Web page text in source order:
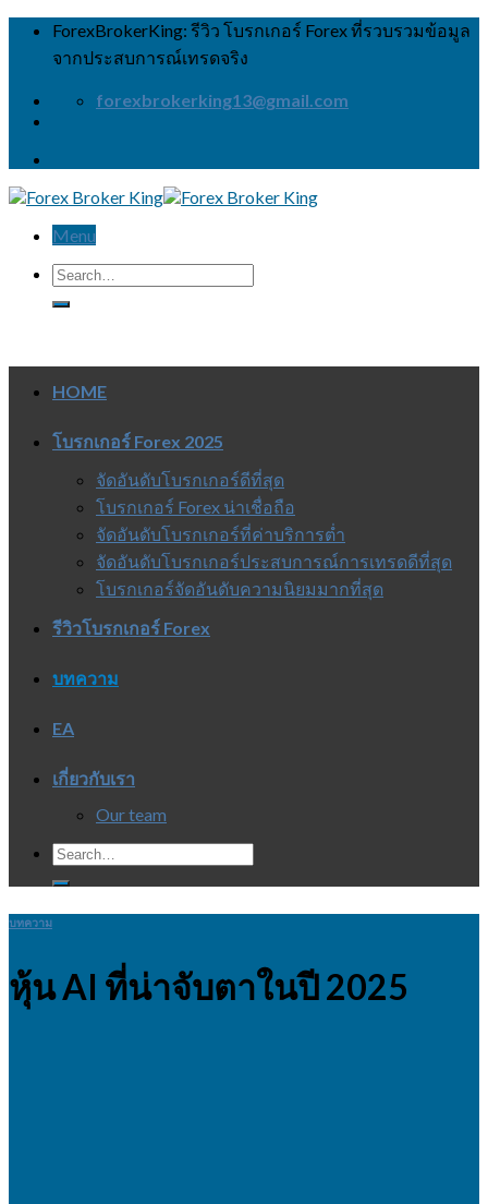
Skip
content
ForexBrokerKing: รีวิว โบรกเกอร์ Forex ที่รวบรวมข้อมูล
จากประสบการณ์เทรดจริง
forexbrokerking13@gmail.com
Menu
HOME
โบรกเกอร์ Forex 2025
จัดอันดับโบรกเกอร์ดีที่สุด
โบรกเกอร์ Forex น่าเชื่อถือ
จัดอันดับโบรกเกอร์ที่ค่าบริการต่ำ
จัดอันดับโบรกเกอร์ประสบการณ์การเทรดดีที่สุด
โบรกเกอร์จัดอันดับความนิยมมากที่สุด
รีวิวโบรกเกอร์ Forex
บทความ
EA
เกี่ยวกับเรา
Our team
บทความ
หุ้น AI ที่น่าจับตาในปี 2025